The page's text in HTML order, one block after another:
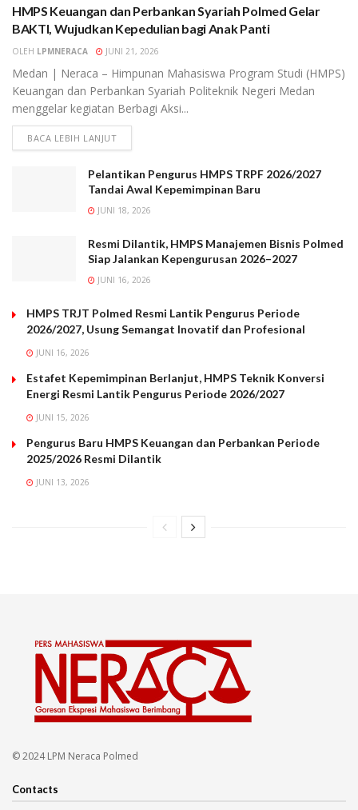
HMPS Keuangan dan Perbankan Syariah Polmed Gelar
BAKTI, Wujudkan Kepedulian bagi Anak Panti
OLEH LPMNERACA JUNI 21, 2026
Medan | Neraca – Himpunan Mahasiswa Program Studi (HMPS)
Keuangan dan Perbankan Syariah Politeknik Negeri Medan
menggelar kegiatan Berbagi Aksi...
BACA LEBIH LANJUT
Pelantikan Pengurus HMPS TRPF 2026/2027
Tandai Awal Kepemimpinan Baru
JUNI 18, 2026
Resmi Dilantik, HMPS Manajemen Bisnis Polmed
Siap Jalankan Kepengurusan 2026–2027
JUNI 16, 2026
HMPS TRJT Polmed Resmi Lantik Pengurus Periode
2026/2027, Usung Semangat Inovatif dan Profesional
JUNI 16, 2026
Estafet Kepemimpinan Berlanjut, HMPS Teknik Konversi
Energi Resmi Lantik Pengurus Periode 2026/2027
JUNI 15, 2026
Pengurus Baru HMPS Keuangan dan Perbankan Periode
2025/2026 Resmi Dilantik
JUNI 13, 2026
© 2024 LPM Neraca Polmed
Contacts